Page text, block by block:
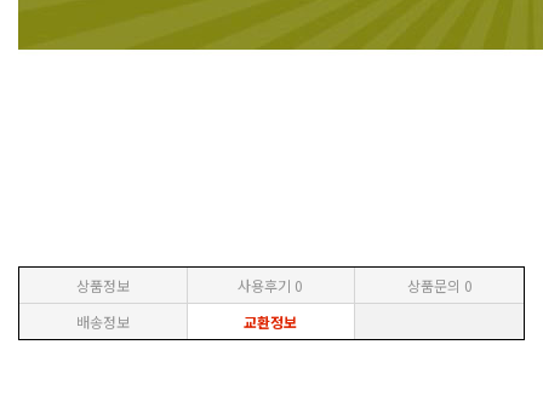
상품정보 사용후기 0 상품문의 0
배송정보
교환정보